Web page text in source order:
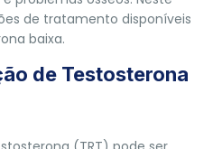
de tratamento disponíveis
baixa.
de Testosterona